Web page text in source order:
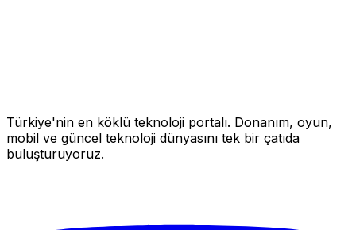
Türkiye'nin en köklü teknoloji portalı. Donanım, oyun,
mobil ve güncel teknoloji dünyasını tek bir çatıda
buluşturuyoruz.